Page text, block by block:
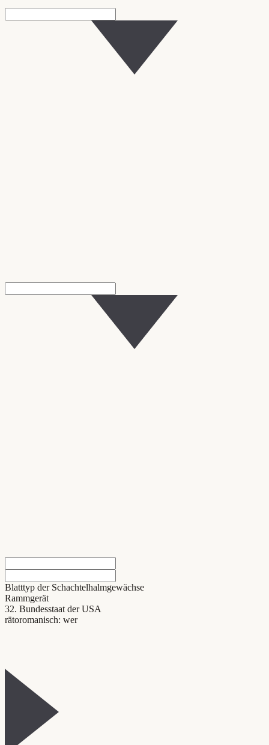
Blatttyp der Schachtelhalmgewächse
Rammgerät
32. Bundesstaat der USA
rätoromanisch: wer